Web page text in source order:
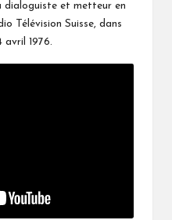
dialoguiste et metteur en
Télévision Suisse, dans
avril 1976.